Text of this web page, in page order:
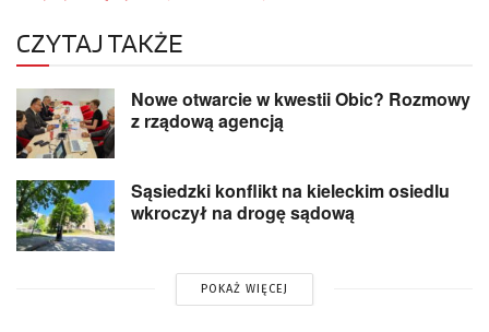
CZYTAJ TAKŻE
Nowe otwarcie w kwestii Obic? Rozmowy
z rządową agencją
Sąsiedzki konflikt na kieleckim osiedlu
wkroczył na drogę sądową
POKAŻ WIĘCEJ